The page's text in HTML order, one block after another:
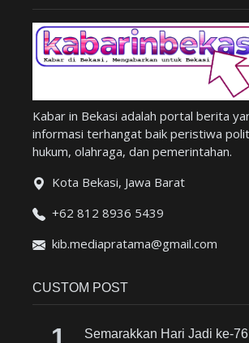
Kabar in Bekasi adalah portal berita
informasi terhangat baik peristiwa
hukum, olahraga, dan pemerintahan.
Kota Bekasi, Jawa Barat
+62 812 8936 5439
kib.mediapratama@gmail.com
CUSTOM POST
Semarakkan Hari Jadi ke-